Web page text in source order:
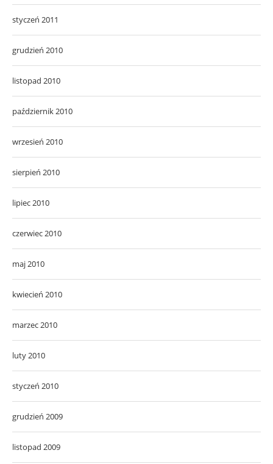
styczeń 2011
grudzień 2010
listopad 2010
październik 2010
wrzesień 2010
sierpień 2010
lipiec 2010
czerwiec 2010
maj 2010
kwiecień 2010
marzec 2010
luty 2010
styczeń 2010
grudzień 2009
listopad 2009